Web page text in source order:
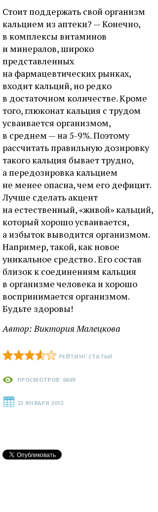
Стоит поддержать свой организм
кальцием из аптеки? — Конечно,
в комплексы витаминов
и минералов, широко
представленных
на фармацевтических рынках,
входит кальций, но редко
в достаточном количестве. Кроме
того, глюконат кальция с трудом
усваивается организмом,
в среднем — на 5-9%. Поэтому
рассчитать правильную дозировку
такого кальция бывает трудно,
а передозировка кальцием
не менее опасна, чем его дефицит.
Лучше сделать акцент
на естественный, «живой» кальций,
который хорошо усваивается,
а избыток выводится организмом.
Например, такой, как новое
уникальное средство . Его состав
близок к соединениям кальция
в организме человека и хорошо
воспринимается организмом.
Будьте здоровы!
Автор:Виктория Малецкова
РЕЙТИНГ СТАТЬИ
ПРОСМОТРОВ: 6669
23 ЯНВАРЯ 2012